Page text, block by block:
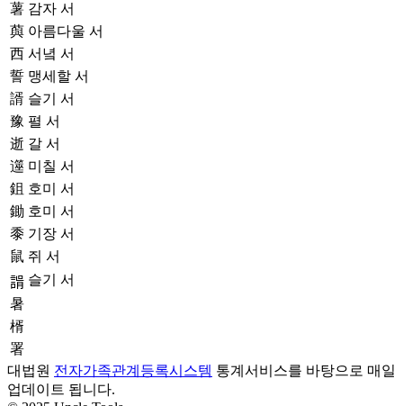
薯 감자 서
藇 아름다울 서
西 서녘 서
誓 맹세할 서
諝 슬기 서
豫 펼 서
逝 갈 서
遾 미칠 서
鉏 호미 서
鋤 호미 서
黍 기장 서
鼠 쥐 서
𧩑 슬기 서
暑
楈
署
대법원 전자가족관계등록시스템 통계서비스를 바탕으로 매일
업데이트 됩니다.